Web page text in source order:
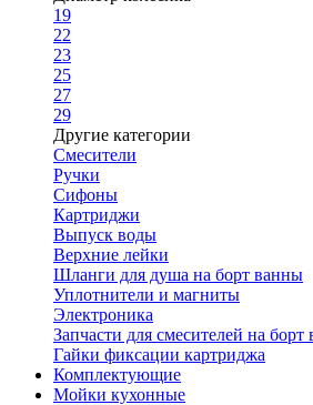
19
22
23
25
27
29
Другие категории
Смесители
Ручки
Сифоны
Картриджи
Выпуск воды
Верхние лейки
Шланги для душа на борт ванны
Уплотнители и магниты
Электроника
Запчасти для смесителей на борт
Гайки фиксации картриджа
Комплектующие
Мойки кухонные